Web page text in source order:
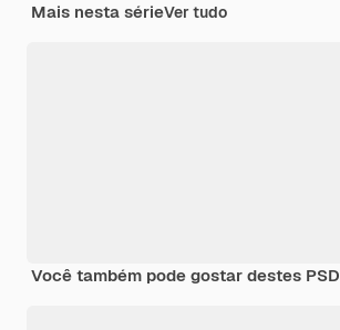
Mais nesta sérieVer tudo
Você também pode gostar destes PSD